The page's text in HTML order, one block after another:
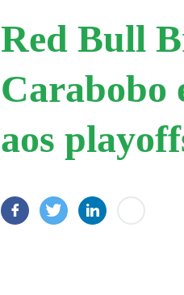
Red Bull
Carabobo
aos